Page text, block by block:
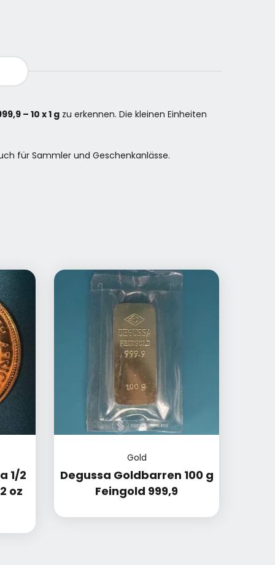
– 10 x 1 g zu erkennen. Die kleinen Einheiten
für Sammler und Geschenkanlässe.
1/2
oz
Gold
Degussa Goldbarren 100 g
Feingold 999,9